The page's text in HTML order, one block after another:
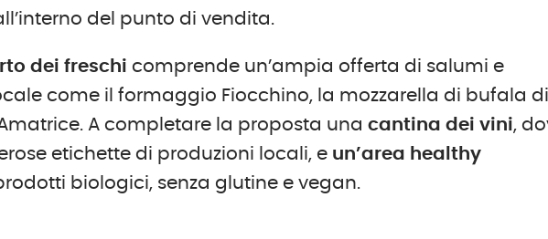
del punto di vendita.
dei freschi comprende un’ampia offerta di salumi e
come il formaggio Fiocchino, la mozzarella di bufala
A completare la proposta unacantina dei vini,
etichette di produzioni locali, e un’area healthy
biologici, senza glutine e vegan.